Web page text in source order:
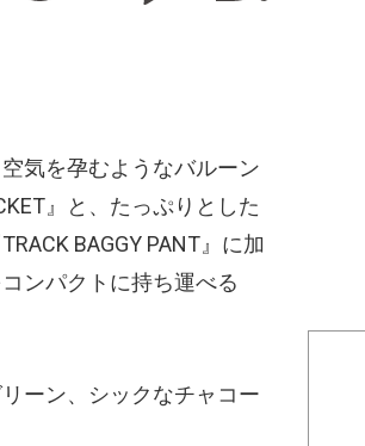
気を孕むようなバルーン
』と、たっぷりとした
BAGGY PANT』に加
ンパクトに持ち運べる
ーン、シックなチャコー